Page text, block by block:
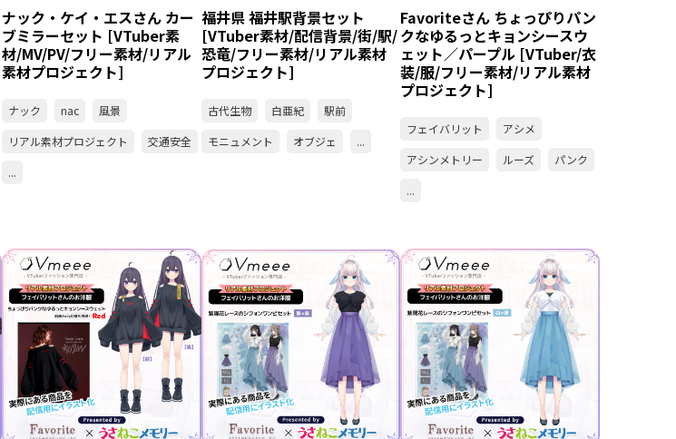
ナック・ケイ・エスさん カー
ブミラーセット [VTuber素
材/MV/PV/フリー素材/リアル
素材プロジェクト]
ナック nac
風景
リアル素材プロジェクト
交通安全
...
福井県 福井駅背景セット
[VTuber素材/配信背景/街/駅/
恐竜/フリー素材/リアル素材
プロジェクト]
古代生物 白亜紀
駅前
モニュメント
オブジェ ...
Favoriteさん ちょっぴりパン
クなゆるっとキョンシースウ
ェット／パープル [VTuber/衣
装/服/フリー素材/リアル素材
プロジェクト]
フェイバリット
アシメ
アシンメトリー
ルーズ
パンク
...